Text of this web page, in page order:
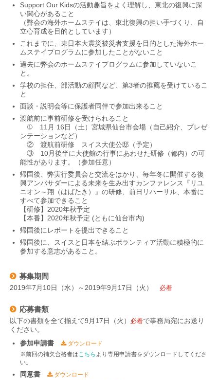
Support Our Kidsの活動趣旨をよく理解し、東北の復興に深
い関心があること
（弊会の海外ホームステイは、東北復興の担い手づくり、自
立心育成を目的としています）
これまでに、東日本大震災被災者支援を目的とした海外ホー
ムステイプログラムに参加したことがないこと
過去に弊会のホームステイプログラムに参加していないこ
と。
学校の担任、部活動の顧問など、第3者の推薦を受けているこ
と
面談・説明会等に保護者同伴で参加出来ること
渡航前に事前研修を受けられること
① 11月 16日（土）宮城県仙台市会場（自己紹介、プレゼ
ンテーションなど）
② 渡航前研修 スイス大使公邸（予定）
③ 10月後半に大使館の行事にあわせた研修（都内）の可
能性があります。（参加任意）
帰国後、弊実行委員会と交流をはかり、毎年冬に開催する復
興アンバサダーによる未来を生み出すカンファレンス『リユ
ニオン～翔（はばたき）』の研修、前日リハーサル、本番に
すべて参加できること
【研修】2020年秋予定
【本番】2020年秋予定 (ともに仙台市内)
帰国後にレポートを提出できること
帰国後に、スイスと日本を結ぶボランティア活動に積極的に
参加する意志があること。
募集期間
2019年7月10日（水）～2019年9月17日（火） 必着
応募書類
以下の書類を全て揃えて9月17日（火） 必着で事務局宛にお送り
ください。
参加申請書
ダウンロード
※前回の補欠合格者は こちら より専用申請書をダウンロードしてくださ
い。
同意書 ダウンロード